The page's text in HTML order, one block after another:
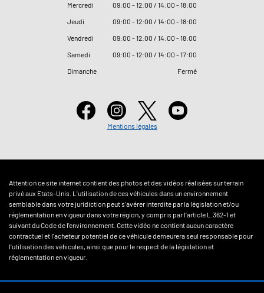
Mercredi
09:00 - 12:00 / 14:00 - 18:00
Jeudi
09:00 - 12:00 / 14:00 - 18:00
Vendredi
09:00 - 12:00 / 14:00 - 18:00
Samedi
09:00 - 12:00 / 14:00 - 17:00
Dimanche
Fermé
Mentions légales
Attention ce site internet contient des photos et des vidéos réalisées sur terrain
privé aux Etats-Unis. L'utilisation de ces véhicules dans un environnement
semblable dans votre juridiction peut s'avérer interdite par la législation et/ou
réglementation en vigueur dans votre région, y compris par l'article L.362-1 et
suivant du Code de l'environnement. Cette vidéo ne contient aucun caractère
contractuel et l'acheteur potentiel de ce véhicule demeurera seul responsable pour
l'utilisation des véhicules, ainsi que pour le respect de la législation et
réglementation en vigueur.